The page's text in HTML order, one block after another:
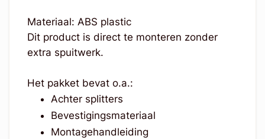
Materiaal: ABS plastic
Dit product is direct te monteren zonder
extra spuitwerk.
Het pakket bevat o.a.:
Achter splitters
Bevestigingsmateriaal
Montagehandleiding